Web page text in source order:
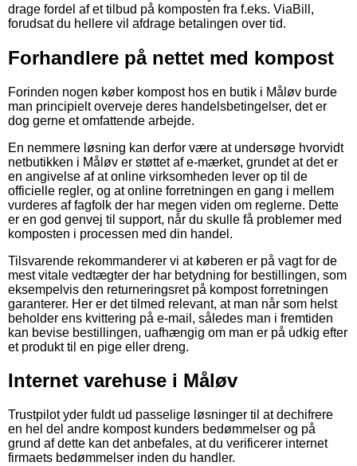
drage fordel af et tilbud på komposten fra f.eks. ViaBill,
forudsat du hellere vil afdrage betalingen over tid.
Forhandlere på nettet med kompost
Forinden nogen køber kompost hos en butik i Måløv burde
man principielt overveje deres handelsbetingelser, det er
dog gerne et omfattende arbejde.
En nemmere løsning kan derfor være at undersøge hvorvidt
netbutikken i Måløv er støttet af e-mærket, grundet at det er
en angivelse af at online virksomheden lever op til de
officielle regler, og at online forretningen en gang i mellem
vurderes af fagfolk der har megen viden om reglerne. Dette
er en god genvej til support, når du skulle få problemer med
komposten i processen med din handel.
Tilsvarende rekommanderer vi at køberen er på vagt for de
mest vitale vedtægter der har betydning for bestillingen, som
eksempelvis den returneringsret på kompost forretningen
garanterer. Her er det tilmed relevant, at man når som helst
beholder ens kvittering på e-mail, således man i fremtiden
kan bevise bestillingen, uafhængig om man er på udkig efter
et produkt til en pige eller dreng.
Internet varehuse i Måløv
Trustpilot yder fuldt ud passelige løsninger til at dechifrere
en hel del andre kompost kunders bedømmelser og på
grund af dette kan det anbefales, at du verificerer internet
firmaets bedømmelser inden du handler.